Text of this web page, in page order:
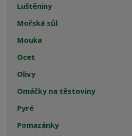
Luštěniny
Mořská sůl
Mouka
Ocet
Olivy
Omáčky na těstoviny
Pyré
Pomazánky